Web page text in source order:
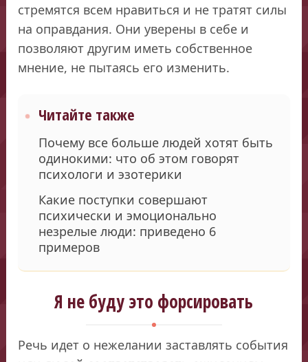
стремятся всем нравиться и не тратят силы
на оправдания. Они уверены в себе и
позволяют другим иметь собственное
мнение, не пытаясь его изменить.
Читайте также
Почему все больше людей хотят быть
одинокими: что об этом говорят
психологи и эзотерики
Какие поступки совершают
психически и эмоционально
незрелые люди: приведено 6
примеров
Я не буду это форсировать
Речь идет о нежелании заставлять события